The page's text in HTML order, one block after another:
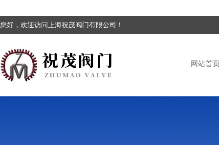
您好，欢迎访问上海祝茂阀门有限公司！
网站首